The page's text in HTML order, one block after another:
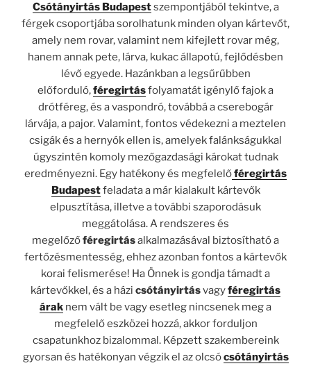
Csótányirtás Budapestszempontjából tekintve, a
férgek csoportjába sorolhatunk minden olyan kártevőt,
amely nem rovar, valamint nem kifejlett rovar még,
hanem annak pete, lárva, kukac állapotú, fejlődésben
lévő egyede. Hazánkban a legsűrűbben
előforduló,féregirtásfolyamatát igénylő fajok a
drótféreg, és a vaspondró, továbbá a cserebogár
lárvája, a pajor. Valamint, fontos védekezni a meztelen
csigák és a hernyók ellen is, amelyek falánkságukkal
úgyszintén komoly mezőgazdasági károkat tudnak
eredményezni. Egy hatékony és megfelelőféregirtás
Budapestfeladata a már kialakult kártevők
elpusztítása, illetve a további szaporodásuk
meggátolása. A rendszeres és
megelőzőféregirtásalkalmazásával biztosítható a
fertőzésmentesség, ehhez azonban fontos a kártevők
korai felismerése! Ha Önnek is gondja támadt a
kártevőkkel, és a házi csótányirtásvagyféregirtás
árak nem vált be vagy esetleg nincsenek meg a
megfelelő eszközei hozzá, akkor forduljon
csapatunkhoz bizalommal. Képzett szakembereink
gyorsan és hatékonyan végzik el az olcsócsótányirtás